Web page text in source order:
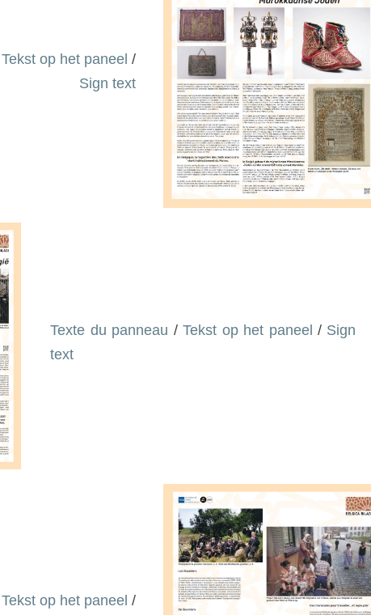
Tekst op het paneel /
Sign text
Texte du panneau /Tekst op het paneel / Sign
text
Tekst op het paneel /